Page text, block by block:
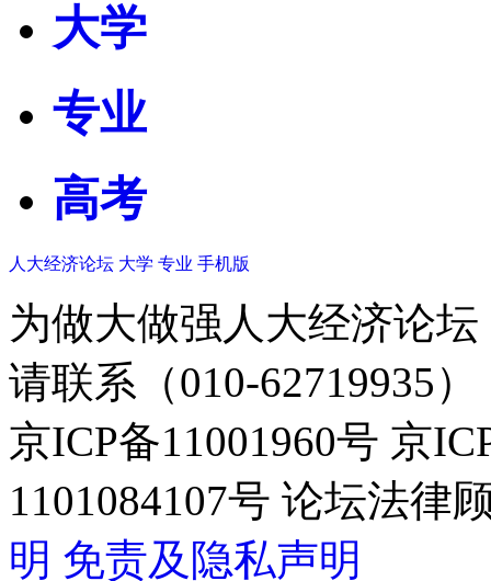
大学
专业
高考
人大经济论坛 大学 专业 手机版
为做大做强人大经济论
请联系（010-62719935）
京ICP备11001960号 京
1101084107号 论坛法律
明 免责及隐私声明